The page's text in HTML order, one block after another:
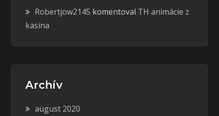
Robertjow2145 komentoval TH animácie z
kasína
Archív
august 2020